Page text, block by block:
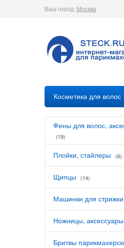
Ваш город: Москва
Косметика для волос
Фены для волос,
(19)
Плойки, стайлеры (6)
Щипцы (14)
Машинки для стрижки
Ножницы,
Бритвы